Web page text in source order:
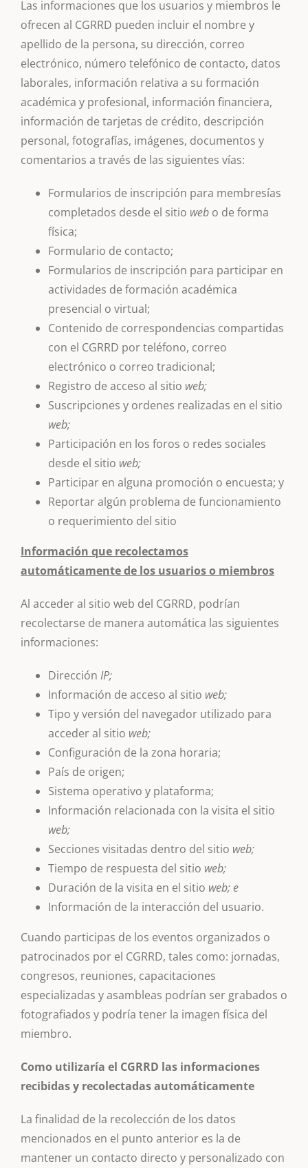
Las informaciones que los usuarios y miembros le
ofrecen al CGRRD pueden incluir el nombre y
apellido de la persona, su dirección, correo
electrónico, número telefónico de contacto, datos
laborales, información relativa a su formación
académica y profesional, información financiera,
información de tarjetas de crédito, descripción
personal, fotografías, imágenes, documentos y
comentarios a través de las siguientes vías:
Formularios de inscripción para membresías
completados desde el sitio webo de forma
física;
Formulario de contacto;
Formularios de inscripción para participar en
actividades de formación académica
presencial o virtual;
Contenido de correspondencias compartidas
con el CGRRD por teléfono, correo
electrónico o correo tradicional;
Registro de acceso al sitio web;
Suscripciones y ordenes realizadas en el sitio
web;
Participación en los foros o redes sociales
desde el sitio web;
Participar en alguna promoción o encuesta; y
Reportar algún problema de funcionamiento
o requerimiento del sitio
Información que recolectamos
automáticamente de los usuarios o miembros
Al acceder al sitio web del CGRRD, podrían
recolectarse de manera automática las siguientes
informaciones:
Dirección IP;
Información de acceso al sitio web;
Tipo y versión del navegador utilizado para
acceder al sitio web;
Configuración de la zona horaria;
País de origen;
Sistema operativo y plataforma;
Información relacionada con la visita el sitio
web;
Secciones visitadas dentro del sitio web;
Tiempo de respuesta del sitio web;
Duración de la visita en el sitio web; e
Información de la interacción del usuario.
Cuando participas de los eventos organizados o
patrocinados por el CGRRD, tales como: jornadas,
congresos, reuniones, capacitaciones
especializadas y asambleas podrían ser grabados o
fotografiados y podría tener la imagen física del
miembro.
Como utilizaría el CGRRD las informaciones
recibidas y recolectadas automáticamente
La finalidad de la recolección de los datos
mencionados en el punto anterior es la de
mantener un contacto directo y personalizado con